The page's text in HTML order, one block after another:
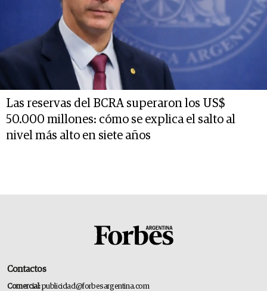
Las reservas del BCRA superaron los US$
50.000 millones: cómo se explica el salto al
nivel más alto en siete años
Contactos
Comercial:publicidad@forbesargentina.com